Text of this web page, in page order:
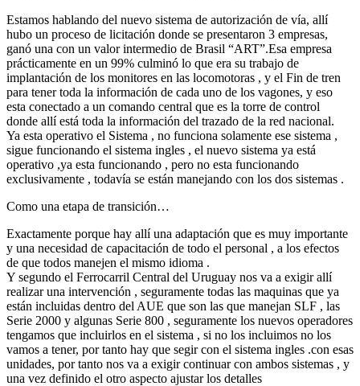
Estamos hablando del nuevo sistema de autorización de vía, allí
hubo un proceso de licitación donde se presentaron 3 empresas,
ganó una con un valor intermedio de Brasil “ART”.Esa empresa
prácticamente en un 99% culminó lo que era su trabajo de
implantación de los monitores en las locomotoras , y el Fin de tren
para tener toda la información de cada uno de los vagones, y eso
esta conectado a un comando central que es la torre de control
donde allí está toda la información del trazado de la red nacional.
Ya esta operativo el Sistema , no funciona solamente ese sistema ,
sigue funcionando el sistema ingles , el nuevo sistema ya está
operativo ,ya esta funcionando , pero no esta funcionando
exclusivamente , todavía se están manejando con los dos sistemas .
Como una etapa de transición…
Exactamente porque hay allí una adaptación que es muy importante
y una necesidad de capacitación de todo el personal , a los efectos
de que todos manejen el mismo idioma .
Y segundo el Ferrocarril Central del Uruguay nos va a exigir allí
realizar una intervención , seguramente todas las maquinas que ya
están incluidas dentro del AUE que son las que manejan SLF , las
Serie 2000 y algunas Serie 800 , seguramente los nuevos operadores
tengamos que incluirlos en el sistema , si no los incluimos no los
vamos a tener, por tanto hay que segir con el sistema ingles .con esas
unidades, por tanto nos va a exigir continuar con ambos sistemas , y
una vez definido el otro aspecto ajustar los detalles